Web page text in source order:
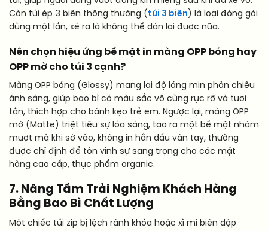
Còn túi ép 3 biên thông thường ( túi 3 biên ) là loại đóng gói
dùng một lần, xé ra là không thể dán lại được nữa.
Nên chọn hiệu ứng bề mặt in màng OPP bóng hay
OPP mờ cho túi 3 cạnh?
Màng OPP bóng (Glossy) mang lại độ láng mịn phản chiếu
ánh sáng, giúp bao bì có màu sắc vô cùng rực rỡ và tươi
tắn, thích hợp cho bánh kẹo trẻ em. Ngược lại, màng OPP
mờ (Matte) triệt tiêu sự lóa sáng, tạo ra một bề mặt nhám
mượt mà khi sờ vào, không in hằn dấu vân tay, thường
được chỉ định để tôn vinh sự sang trọng cho các mặt
hàng cao cấp, thực phẩm organic.
7. Nâng Tầm Trải Nghiệm Khách Hàng
Bằng Bao Bì Chất Lượng
Một chiếc túi zip bị lệch rãnh khóa hoặc xì mí biên dập